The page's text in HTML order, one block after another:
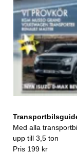
Med alla
upp till 3,5 ton
Pris 199 kr